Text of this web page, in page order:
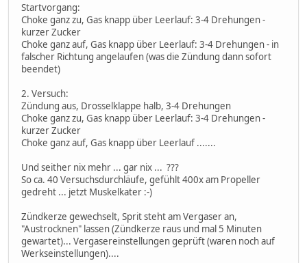
Startvorgang:
Choke ganz zu, Gas knapp über Leerlauf: 3-4 Drehungen -
kurzer Zucker
Choke ganz auf, Gas knapp über Leerlauf: 3-4 Drehungen - in
falscher Richtung angelaufen (was die Zündung dann sofort
beendet)
2. Versuch:
Zündung aus, Drosselklappe halb, 3-4 Drehungen
Choke ganz zu, Gas knapp über Leerlauf: 3-4 Drehungen -
kurzer Zucker
Choke ganz auf, Gas knapp über Leerlauf .......
Und seither nix mehr ... gar nix ... ???
So ca. 40 Versuchsdurchläufe, gefühlt 400x am Propeller
gedreht ... jetzt Muskelkater :-)
Zündkerze gewechselt, Sprit steht am Vergaser an,
"Austrocknen" lassen (Zündkerze raus und mal 5 Minuten
gewartet)... Vergasereinstellungen geprüft (waren noch auf
Werkseinstellungen)....